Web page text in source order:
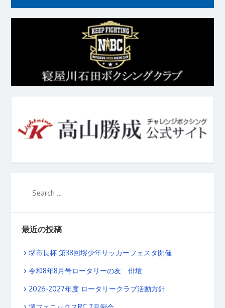
最近の投稿
堺市長杯 第38回堺少年サッカーフェスタ開催
令和8年8月号ロータリーの友 俳壇
2026-2027年度 ロータリークラブ活動方針